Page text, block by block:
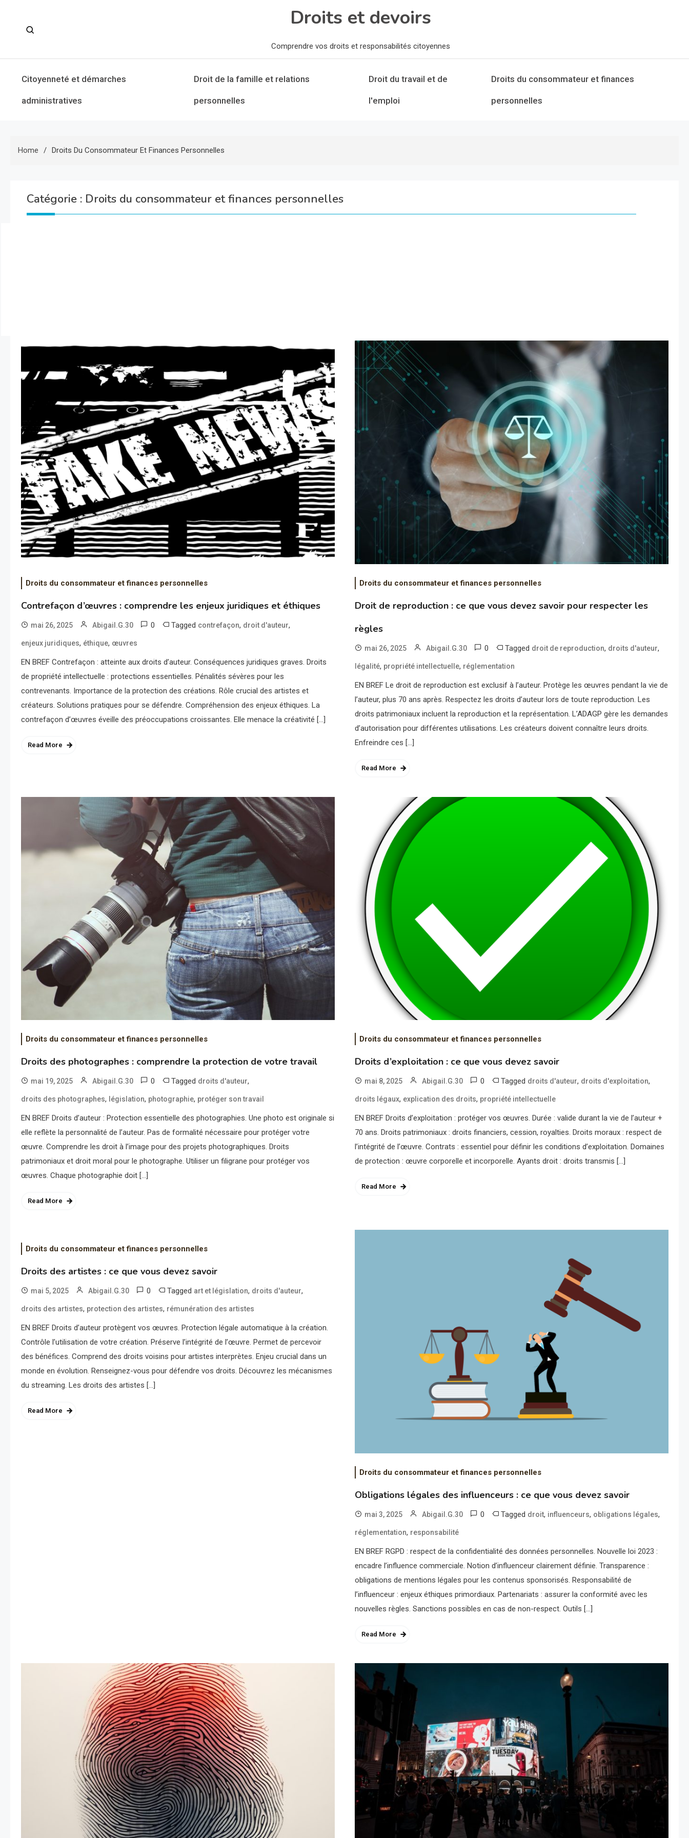
Droits et devoirs
Comprendre vos droits et responsabilités citoyennes
Citoyenneté et démarches
administratives
Droit de la famille et relations
personnelles
Droit du travail et de
l'emploi
Droits du consommateur et finances
personnelles
Home Droits Du Consommateur Et Finances Personnelles
Catégorie : Droits du consommateur et finances personnelles
Droits du consommateur et finances personnelles
Contrefaçon d’œuvres : comprendre les enjeux juridiques et éthiques
mai 26, 2025 Abigail.G.30 0 Tagged contrefaçon, droit d'auteur,
enjeux juridiques, éthique, œuvres
EN BREF Contrefaçon : atteinte aux droits d’auteur. Conséquences juridiques graves. Droits
de propriété intellectuelle : protections essentielles. Pénalités sévères pour les
contrevenants. Importance de la protection des créations. Rôle crucial des artistes et
créateurs. Solutions pratiques pour se défendre. Compréhension des enjeux éthiques. La
contrefaçon d’œuvres éveille des préoccupations croissantes. Elle menace la créativité […]
Read More
Droits du consommateur et finances personnelles
Droit de reproduction : ce que vous devez savoir pour respecter les
règles
mai 26, 2025 Abigail.G.30 0 Tagged droit de reproduction, droits d'auteur,
légalité, propriété intellectuelle, réglementation
EN BREF Le droit de reproduction est exclusif à l’auteur. Protège les œuvres pendant la vie de
l’auteur, plus 70 ans après. Respectez les droits d’auteur lors de toute reproduction. Les
droits patrimoniaux incluent la reproduction et la représentation. L’ADAGP gère les demandes
d’autorisation pour différentes utilisations. Les créateurs doivent connaître leurs droits.
Enfreindre ces […]
Read More
Droits du consommateur et finances personnelles
Droits des photographes : comprendre la protection de votre travail
mai 19, 2025 Abigail.G.30 0 Tagged droits d'auteur,
droits des photographes, législation, photographie, protéger son travail
EN BREF Droits d’auteur : Protection essentielle des photographies. Une photo est originale si
elle reflète la personnalité de l’auteur. Pas de formalité nécessaire pour protéger votre
œuvre. Comprendre les droit à l’image pour des projets photographiques. Droits
patrimoniaux et droit moral pour le photographe. Utiliser un filigrane pour protéger vos
œuvres. Chaque photographie doit […]
Read More
Droits du consommateur et finances personnelles
Droits d’exploitation : ce que vous devez savoir
mai 8, 2025 Abigail.G.30 0 Tagged droits d'auteur, droits d'exploitation,
droits légaux, explication des droits, propriété intellectuelle
EN BREF Droits d’exploitation : protéger vos œuvres. Durée : valide durant la vie de l’auteur +
70 ans. Droits patrimoniaux : droits financiers, cession, royalties. Droits moraux : respect de
l’intégrité de l’œuvre. Contrats : essentiel pour définir les conditions d’exploitation. Domaines
de protection : œuvre corporelle et incorporelle. Ayants droit : droits transmis […]
Read More
Droits du consommateur et finances personnelles
Droits des artistes : ce que vous devez savoir
mai 5, 2025 Abigail.G.30 0 Tagged art et législation, droits d'auteur,
droits des artistes, protection des artistes, rémunération des artistes
EN BREF Droits d’auteur protègent vos œuvres. Protection légale automatique à la création.
Contrôle l’utilisation de votre création. Préserve l’intégrité de l’œuvre. Permet de percevoir
des bénéfices. Comprend des droits voisins pour artistes interprètes. Enjeu crucial dans un
monde en évolution. Renseignez-vous pour défendre vos droits. Découvrez les mécanismes
du streaming. Les droits des artistes […]
Read More
Droits du consommateur et finances personnelles
Obligations légales des influenceurs : ce que vous devez savoir
mai 3, 2025 Abigail.G.30 0 Tagged droit, influenceurs, obligations légales,
réglementation, responsabilité
EN BREF RGPD : respect de la confidentialité des données personnelles. Nouvelle loi 2023 :
encadre l’influence commerciale. Notion d’influenceur clairement définie. Transparence :
obligations de mentions légales pour les contenus sponsorisés. Responsabilité de
l’influenceur : enjeux éthiques primordiaux. Partenariats : assurer la conformité avec les
nouvelles règles. Sanctions possibles en cas de non-respect. Outils […]
Read More